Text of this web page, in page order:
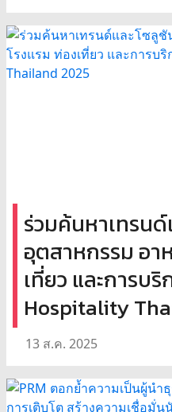
ร่วมค้นหาเทรน
อุตสาหกรรม อา
เที่ยว และการบ
Hospitality
13 ส.ค. 2025